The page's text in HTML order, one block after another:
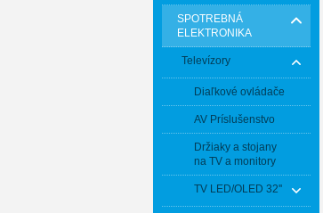
SPOTREBNÁ
ELEKTRONIKA
Televízory
Diaľkové ovládače
AV Príslušenstvo
Držiaky a stojany
na TV a monitory
TV LED/OLED 32''